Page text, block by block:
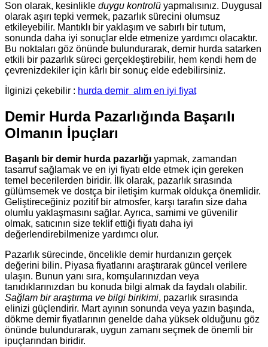
Son olarak, kesinlikle duygu kontrolü yapmalısınız. Duygusal
olarak aşırı tepki vermek, pazarlık sürecini olumsuz
etkileyebilir. Mantıklı bir yaklaşım ve sabırlı bir tutum,
sonunda daha iyi sonuçlar elde etmenize yardımcı olacaktır.
Bu noktaları göz önünde bulundurarak, demir hurda satarken
etkili bir pazarlık süreci gerçekleştirebilir, hem kendi hem de
çevrenizdekiler için kârlı bir sonuç elde edebilirsiniz.
İlginizi çekebilir : hurda demir alım en iyi fiyat
Demir Hurda Pazarlığında Başarılı
Olmanın İpuçları
Başarılı bir demir hurda pazarlığı yapmak, zamandan
tasarruf sağlamak ve en iyi fiyatı elde etmek için gereken
temel becerilerden biridir. İlk olarak, pazarlık sırasında
gülümsemek ve dostça bir iletişim kurmak oldukça önemlidir.
Geliştireceğiniz pozitif bir atmosfer, karşı tarafın size daha
olumlu yaklaşmasını sağlar. Ayrıca, samimi ve güvenilir
olmak, satıcının size teklif ettiği fiyatı daha iyi
değerlendirebilmenize yardımcı olur.
Pazarlık sürecinde, öncelikle demir hurdanızın gerçek
değerini bilin. Piyasa fiyatlarını araştırarak güncel verilere
ulaşın. Bunun yanı sıra, komşularınızdan veya
tanıdıklarınızdan bu konuda bilgi almak da faydalı olabilir.
Sağlam bir araştırma ve bilgi birikimi, pazarlık sırasında
elinizi güçlendirir. Mart ayının sonunda veya yazın başında,
dökme demir fiyatlarının genelde daha yüksek olduğunu göz
önünde bulundurarak, uygun zamanı seçmek de önemli bir
ipuçlarından biridir.